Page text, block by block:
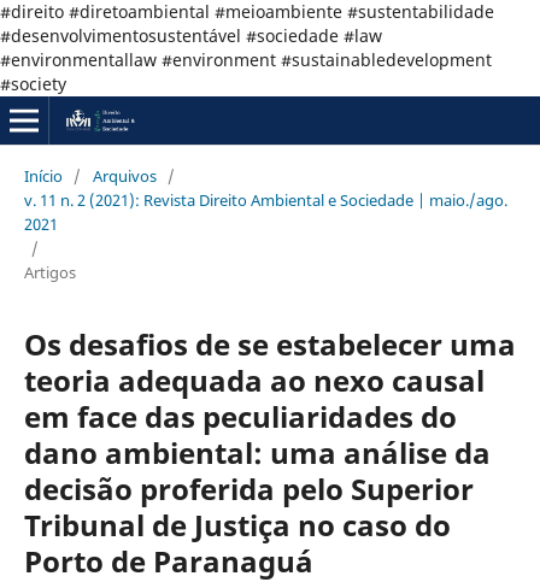
#direito #diretoambiental #meioambiente #sustentabilidade
#desenvolvimentosustentável #sociedade #law
#environmentallaw #environment #sustainabledevelopment
#society
Início / Arquivos /
v. 11 n. 2 (2021): Revista Direito Ambiental e Sociedade | maio./ago.
2021
/
Artigos
Os desafios de se estabelecer uma
teoria adequada ao nexo causal
em face das peculiaridades do
dano ambiental: uma análise da
decisão proferida pelo Superior
Tribunal de Justiça no caso do
Porto de Paranaguá